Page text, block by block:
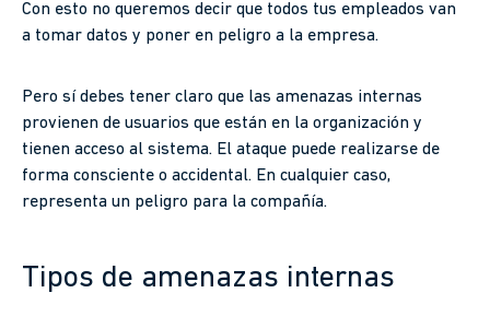
Con esto no queremos decir que todos tus empleados van
a tomar datos y poner en peligro a la empresa.
Pero sí debes tener claro que las amenazas internas
provienen de usuarios que están en la organización y
tienen acceso al sistema. El ataque puede realizarse de
forma consciente o accidental. En cualquier caso,
representa un peligro para la compañía.
Tipos de amenazas internas